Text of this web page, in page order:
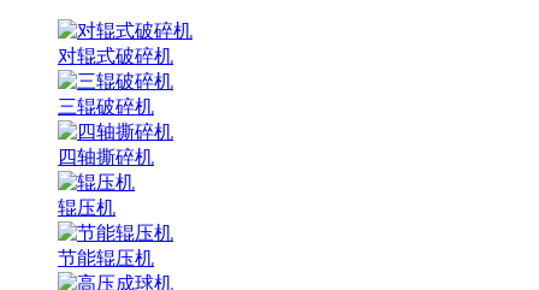
对辊式破碎机
三辊破碎机
四轴撕碎机
辊压机
节能辊压机